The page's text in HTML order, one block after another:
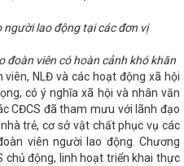
Đại hội Đảng bộ Sở Công
CHI CỤC QUẢN LÝ THỊ
giá tình hình sản xuất
Quy định xử phạt vi phạm
Thực hiện tốt Cuộc vận
quán triệt các chuyên đề
Đại hội Đảng bộ tỉnh lần
lần thứ IV, nhiệm kỳ 2023-
diễn ra từ 19/11
Hà
người lao động tại các đơn vị
đoàn viên có hoàn cảnh khó khăn
NLĐ và các hoạt động xã hội
có ý nghĩa xã hội và nhân văn
CĐCS đã tham mưu với lãnh đạo
trẻ, cơ sở vật chất phục vụ các
viên người lao động. Chương
chủ động, linh hoạt triển khai thực